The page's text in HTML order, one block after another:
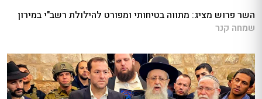
השר פרוש מציג: מתווה בטיחותי ומפורט להילולת רשב"י במירון
שמחה קנר